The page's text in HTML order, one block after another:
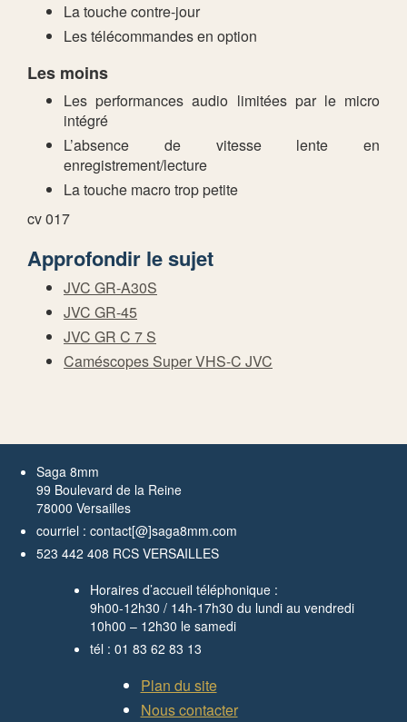
La touche contre-jour
Les télécommandes en option
Les moins
Les performances audio limitées par le micro
intégré
L’absence de vitesse lente en
enregistrement/lecture
La touche macro trop petite
cv 017
Approfondir le sujet
JVC GR-A30S
JVC GR-45
JVC GR C 7 S
Caméscopes Super VHS-C JVC
Saga 8mm
99 Boulevard de la Reine
78000 Versailles
courriel : contact[@]saga8mm.com
523 442 408 RCS VERSAILLES
Horaires d’accueil téléphonique :
9h00-12h30 / 14h-17h30 du lundi au vendredi
10h00 – 12h30 le samedi
tél : 01 83 62 83 13
Plan du site
Nous contacter